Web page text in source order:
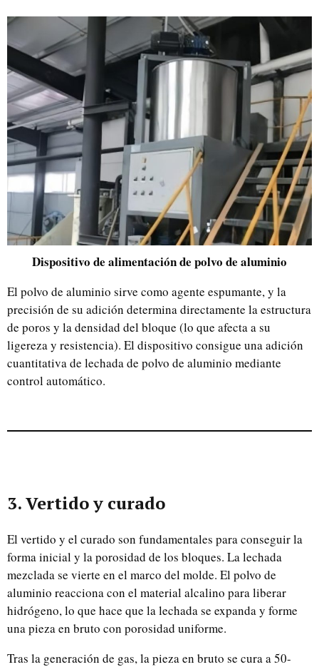
Dispositivo de alimentación de polvo de aluminio
El polvo de aluminio sirve como agente espumante, y la
precisión de su adición determina directamente la estructura
de poros y la densidad del bloque (lo que afecta a su
ligereza y resistencia). El dispositivo consigue una adición
cuantitativa de lechada de polvo de aluminio mediante
control automático.
3. Vertido y curado
El vertido y el curado son fundamentales para conseguir la
forma inicial y la porosidad de los bloques. La lechada
mezclada se vierte en el marco del molde. El polvo de
aluminio reacciona con el material alcalino para liberar
hidrógeno, lo que hace que la lechada se expanda y forme
una pieza en bruto con porosidad uniforme.
Tras la generación de gas, la pieza en bruto se cura a 50-